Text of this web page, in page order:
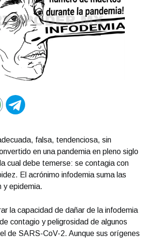
falsa, tendenciosa, sin
en una pandemia en pleno siglo
cual debe temerse: se contagia con
El acrónimo infodemia suma las
y epidemia.
la capacidad de dañar de la infodemia
contagio y peligrosidad de algunos
de SARS-CoV-2. Aunque sus orígenes